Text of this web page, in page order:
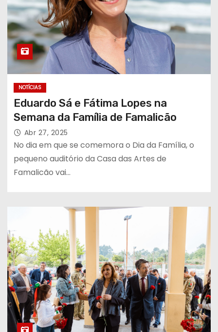
NOTÍCIAS
Eduardo Sá e Fátima Lopes na
Semana da Família de Famalicão
Abr 27, 2025
No dia em que se comemora o Dia da Família, o
pequeno auditório da Casa das Artes de
Famalicão vai…